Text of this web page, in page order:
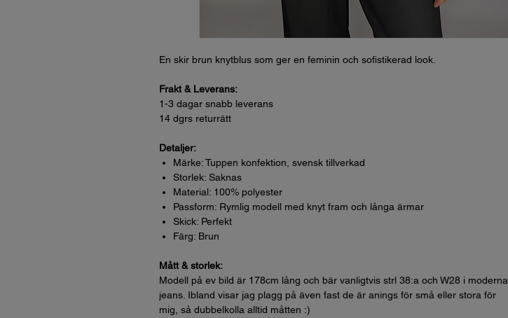
En skir brun knytblus som ger en feminin och sofistikerad look.
Frakt & Leverans:
1-3 dagar snabb leverans
14 dgrs returrätt
Detaljer:
Märke: Tuppen konfektion, svensk tillverkad
Storlek: Saknas
Material: 100% polyester
Passform: Rymlig modell med knyt fram och långa ärmar
Skick: Perfekt
Färg: Brun
Mått & storlek:
Modell på ev bild är 178cm lång och bär vanligtvis strl 38:a och W28 i moderna
jeans. Ibland visar jag plagg på även fast de är anings för små eller stora för
mig, så dubbelkolla alltid måtten :)